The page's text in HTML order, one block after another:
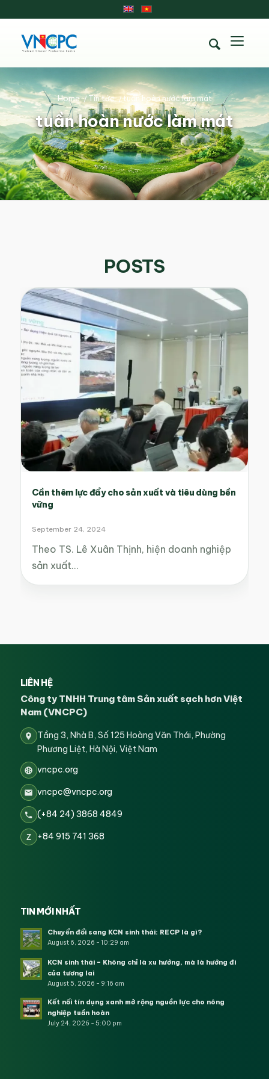
tuần hoàn nước làm mát
Home / Tin tức /tuần hoàn nước làm mát
POSTS
Cần thêm lực đẩy cho sản xuất và tiêu dùng bền
vững
September 24, 2024
Theo TS. Lê Xuân Thịnh, hiện doanh nghiệp
sản xuất…
LIÊN HỆ
Công ty TNHH Trung tâm Sản xuất sạch hơn Việt
Nam (VNCPC)
Tầng 3, Nhà B, Số 125 Hoàng Văn Thái, Phường
Phương Liệt, Hà Nội, Việt Nam
vncpc.org
vncpc@vncpc.org
(+84 24) 3868 4849
Z +84 915 741 368
TIN MỚI NHẤT
Chuyển đổi sang KCN sinh thái: RECP là gì?
August 6, 2026 - 10:29 am
KCN sinh thái – Không chỉ là xu hướng, mà là hướng đi
của tương lai
August 5, 2026 - 9:16 am
Kết nối tín dụng xanh mở rộng nguồn lực cho nông
nghiệp tuần hoàn
July 24, 2026 - 5:00 pm